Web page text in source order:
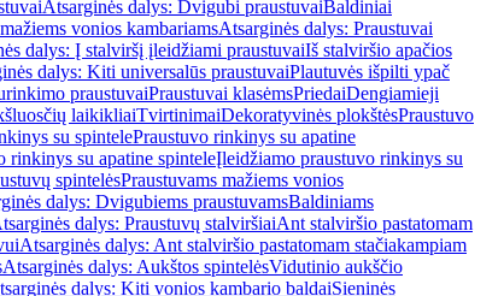
Atsarginės dalys: Dvigubi praustuvaiBaldiniai
vonios kambariamsAtsarginės dalys: Praustuvai
dalys: Į stalviršį įleidžiami praustuvaiIš stalviršio apačios
dalys: Kiti universalūs praustuvaiPlautuvės išpilti ypač
praustuvaiPraustuvai klasėmsPriedaiDengiamieji
laikikliaiTvirtinimaiDekoratyvinės plokštėsPraustuvo
su spintelePraustuvo rinkinys su apatine
rinkinys su apatine spinteleĮleidžiamo praustuvo rinkinys su
spintelėsPraustuvams mažiems vonios
dalys: Dvigubiems praustuvamsBaldiniams
dalys: Praustuvų stalviršiaiAnt stalviršio pastatomam
Atsarginės dalys: Ant stalviršio pastatomam stačiakampiam
Atsarginės dalys: Aukštos spintelėsVidutinio aukščio
dalys: Kiti vonios kambario baldaiSieninės